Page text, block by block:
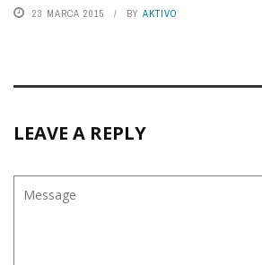
23 MARCA 2015 BY AKTIVO
LEAVE A REPLY